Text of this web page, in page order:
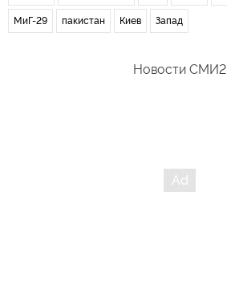
МиГ-29 пакистан Киев Запад
Новости СМИ2